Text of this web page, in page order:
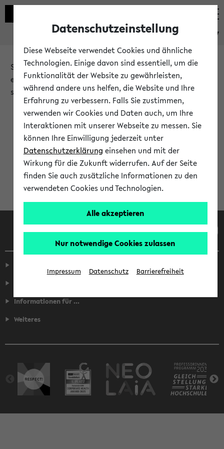
eKVV
Sie möchten auf eine eKVV Funktion zugreifen, die Ihnen
erst nach einer Anmeldung am System zur Verfügung
steht.
Bitte melden Sie sich an:
Anmeldung am eKVV
Informationen für ...
Weiteres
Datenschutzeinstellung
Diese Webseite verwendet Cookies und ähnliche
Technologien. Einige davon sind essentiell, um die
Funktionalität der Website zu gewährleisten,
während andere uns helfen, die Website und Ihre
Erfahrung zu verbessern. Falls Sie zustimmen,
verwenden wir Cookies und Daten auch, um Ihre
Interaktionen mit unserer Webseite zu messen. Sie
können Ihre Einwilligung jederzeit unter
Datenschutzerklärung einsehen und mit der
Wirkung für die Zukunft widerrufen. Auf der Seite
finden Sie auch zusätzliche Informationen zu den
verwendeten Cookies und Technologien.
Alle akzeptieren
Nur notwendige Cookies zulassen
Impressum Datenschutz Barrierefreiheit